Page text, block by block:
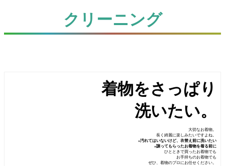
クリーニング
着物をさっぱり
洗いたい。
大切なお着物。
長く綺麗に楽しみたいですよね。
»汚れてはいないけど、衣替え前に洗いたい
»譲ってもらったお着物を着る前に
ひとときで買ったお着物でも
お手持ちのお着物でも
ぜひ、着物のプロにお任せください。